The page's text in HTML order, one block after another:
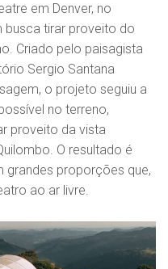
em Denver, no
busca tirar proveito do
Criado pelo paisagista
Sergio Santana
o projeto seguiu a
no terreno,
proveito da vista
O resultado é
grandes proporções que,
ao ar livre.